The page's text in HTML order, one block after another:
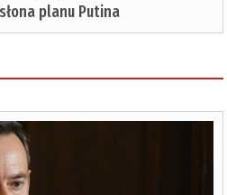
planu Putina